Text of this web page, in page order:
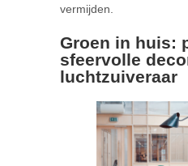
vermijden.
Groen in huis:
sfeervolle
luchtzuiveraar